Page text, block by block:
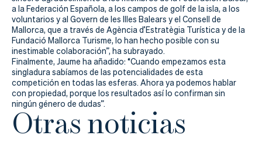
a la Federación Española, a los campos de golf de la isla, a los
voluntarios y al Govern de les Illes Balears y el Consell de
Mallorca, que a través de Agència d’Estratègia Turística y de la
Fundació Mallorca Turisme, lo han hecho posible con su
inestimable colaboración”, ha subrayado.
Finalmente, Jaume ha añadido: “Cuando empezamos esta
singladura sabíamos de las potencialidades de esta
competición en todas las esferas. Ahora ya podemos hablar
con propiedad, porque los resultados así lo confirman sin
ningún género de dudas”.
Otras noticias